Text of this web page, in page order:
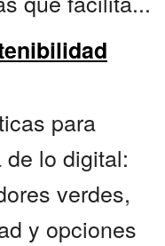
para
lo digital:
verdes,
y opciones